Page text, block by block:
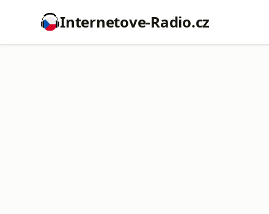
Internetove-Radio.cz